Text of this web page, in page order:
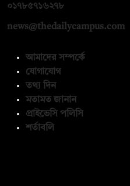
০১৭৮৫৭১৬২৭৮
news@thedailycampus.com
আমাদের সম্পর্কে
যোগাযোগ
তথ্য দিন
মতামত জানান
প্রাইভেসি পলিসি
শর্তাবলি